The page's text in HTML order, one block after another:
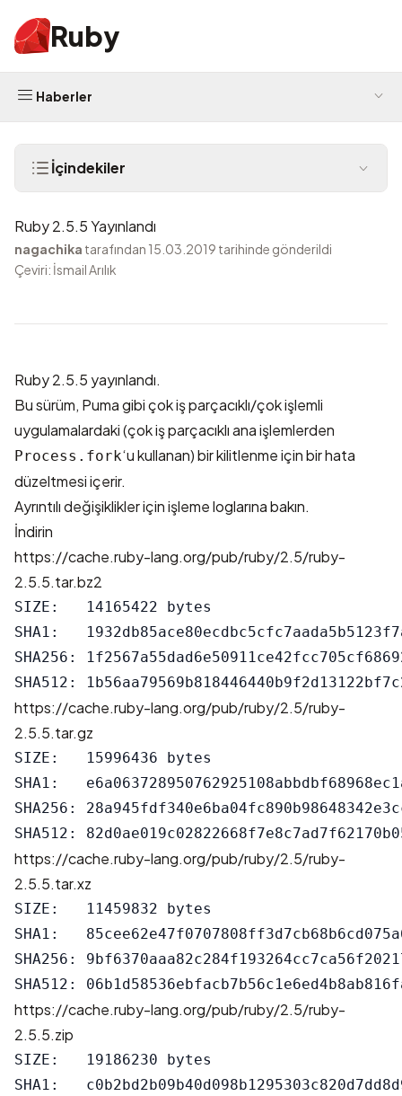
Ruby
Haberler
İçindekiler
Ruby 2.5.5 Yayınlandı
nagachika tarafından 15.03.2019 tarihinde gönderildi
Çeviri: İsmail Arılık
Ruby 2.5.5 yayınlandı.
Bu sürüm, Puma gibi çok iş parçacıklı/çok işlemli
uygulamalardaki (çok iş parçacıklı ana işlemlerden
Process.fork‘u kullanan) bir kilitlenme için bir hata
düzeltmesi içerir.
Ayrıntılı değişiklikler içinişleme loglarına bakın.
İndirin
https://cache.ruby-lang.org/pub/ruby/2.5/ruby-
2.5.5.tar.bz2
SIZE:   14165422 bytes
SHA1:
SHA256:
https://cache.ruby-lang.org/pub/ruby/2.5/ruby-
2.5.5.tar.gz
SIZE:   15996436 bytes
SHA1:
SHA256:
https://cache.ruby-lang.org/pub/ruby/2.5/ruby-
2.5.5.tar.xz
SIZE:   11459832 bytes
SHA1:
SHA256:
https://cache.ruby-lang.org/pub/ruby/2.5/ruby-
2.5.5.zip
SIZE:   19186230 bytes
SHA1: